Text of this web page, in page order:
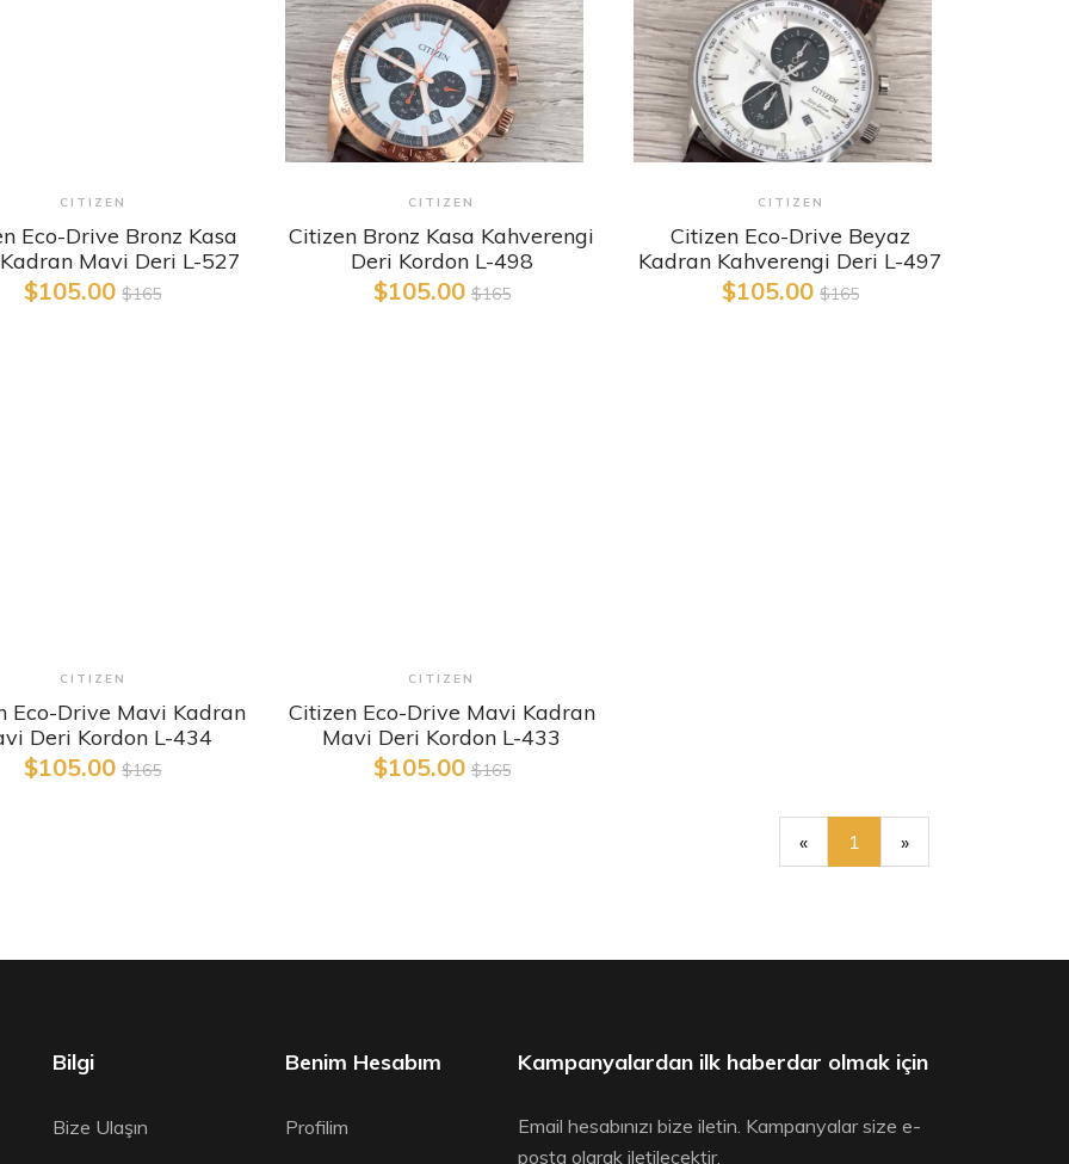
Detaylı İncele
CITIZEN
Eco-Drive Bronz Kasa
Mavi Deri L-527
$105.00$165
Detaylı İncele
CITIZEN
Citizen Bronz Kasa Kahverengi
Deri Kordon L-498
$105.00 $165
Detaylı İncele
CITIZEN
Citizen Eco-Drive Beyaz
Kadran Kahverengi Deri L-497
$105.00$165
Detaylı İncele
CITIZEN
Eco-Drive Mavi Kadran
Deri Kordon L-434
$105.00$165
Detaylı İncele
CITIZEN
Citizen Eco-Drive Mavi Kadran
Mavi Deri Kordon L-433
$105.00 $165
« 1 »
Bilgi
Bize Ulaşın
Benim Hesabım
Profilim
Kampanyalardan ilk haberdar olmak için
Email hesabınızı bize iletin. Kampanyalar size e-
posta olarak iletilecektir.